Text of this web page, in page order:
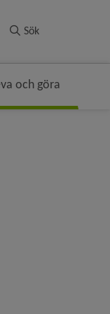
Sök
och göra